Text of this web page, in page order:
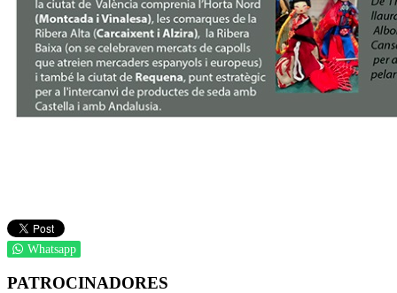
Whatsapp
PATROCINADORES